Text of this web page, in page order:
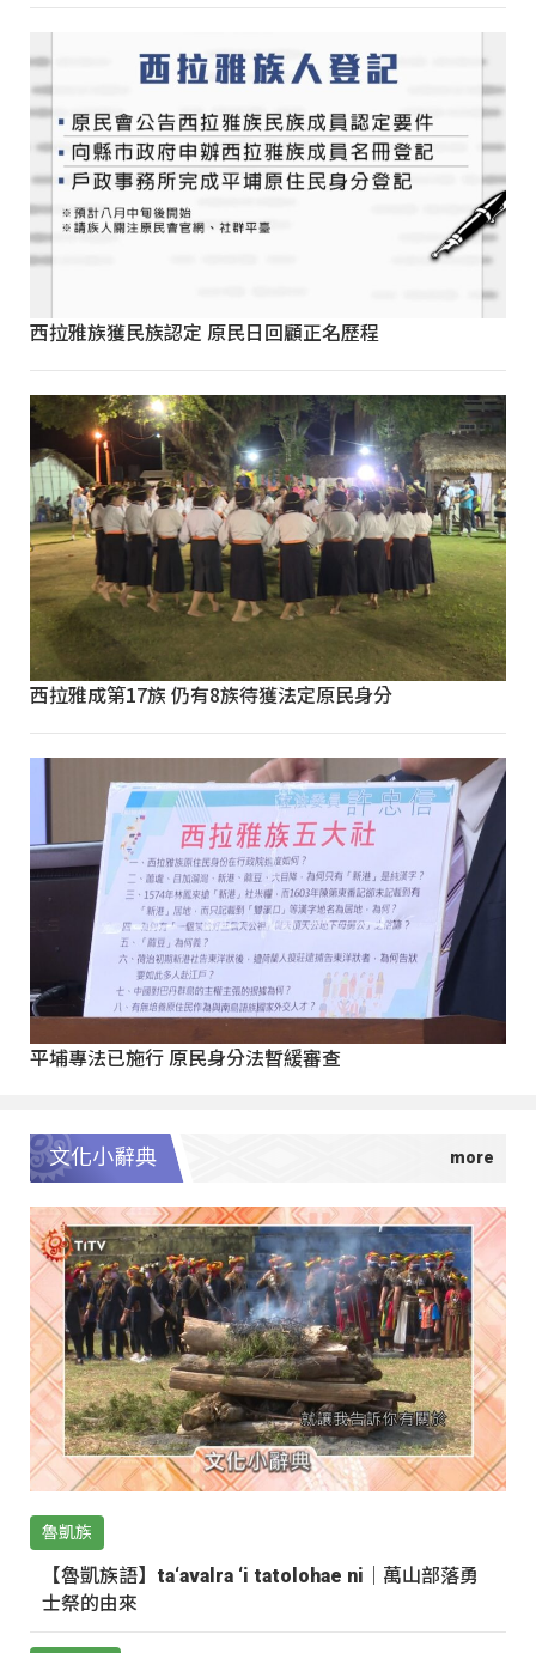
西拉雅族獲民族認定 原民日回顧正名歷程
西拉雅成第17族 仍有8族待獲法定原民身分
平埔專法已施行 原民身分法暫緩審查
文化小辭典
魯凱族
【魯凱族語】ta‘avalra ‘i tatolohae ni｜萬山部落勇
士祭的由來